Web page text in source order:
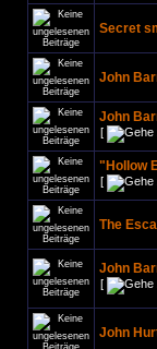
Secret
John
John
[
"Hollow
[
The
John
[
John